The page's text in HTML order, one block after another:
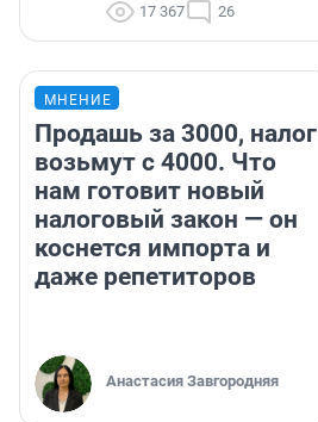
17 367 26
МНЕНИЕ
Продашь за 3000, налог
возьмут с 4000. Что
нам готовит новый
налоговый закон — он
коснется импорта и
даже репетиторов
Анастасия Завгородняя